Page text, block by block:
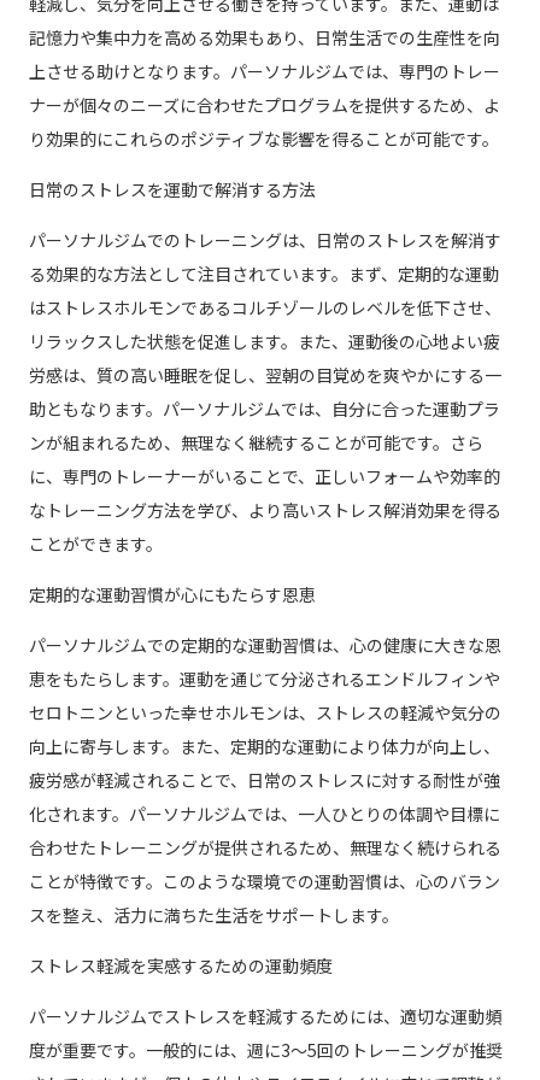
記憶力や集中力を高める効果もあり、日常生活での生産性を向
上させる助けとなります。パーソナルジムでは、専門のトレー
ナーが個々のニーズに合わせたプログラムを提供するため、よ
り効果的にこれらのポジティブな影響を得ることが可能です。
日常のストレスを運動で解消する方法
パーソナルジムでのトレーニングは、日常のストレスを解消す
る効果的な方法として注目されています。まず、定期的な運動
はストレスホルモンであるコルチゾールのレベルを低下させ、
リラックスした状態を促進します。また、運動後の心地よい疲
労感は、質の高い睡眠を促し、翌朝の目覚めを爽やかにする一
助ともなります。パーソナルジムでは、自分に合った運動プラ
ンが組まれるため、無理なく継続することが可能です。さら
に、専門のトレーナーがいることで、正しいフォームや効率的
なトレーニング方法を学び、より高いストレス解消効果を得る
ことができます。
定期的な運動習慣が心にもたらす恩恵
パーソナルジムでの定期的な運動習慣は、心の健康に大きな恩
恵をもたらします。運動を通じて分泌されるエンドルフィンや
セロトニンといった幸せホルモンは、ストレスの軽減や気分の
向上に寄与します。また、定期的な運動により体力が向上し、
疲労感が軽減されることで、日常のストレスに対する耐性が強
化されます。パーソナルジムでは、一人ひとりの体調や目標に
合わせたトレーニングが提供されるため、無理なく続けられる
ことが特徴です。このような環境での運動習慣は、心のバラン
スを整え、活力に満ちた生活をサポートします。
ストレス軽減を実感するための運動頻度
パーソナルジムでストレスを軽減するためには、適切な運動頻
度が重要です。一般的には、週に3～5回のトレーニングが推奨